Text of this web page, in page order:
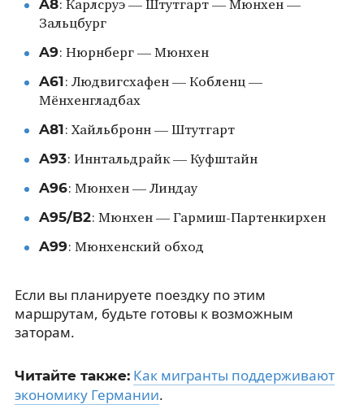
A8: Карлсруэ — Штутгарт — Мюнхен —
Зальцбург
A9: Нюрнберг — Мюнхен
A61: Людвигсхафен — Кобленц —
Мёнхенгладбах
A81: Хайльбронн — Штутгарт
A93: Иннтальдрайк — Куфштайн
A96: Мюнхен — Линдау
A95/B2: Мюнхен — Гармиш-Партенкирхен
A99: Мюнхенский обход
Если вы планируете поездку по этим
маршрутам, будьте готовы к возможным
заторам.
Читайте также: Как мигранты поддерживают
экономику Германии.